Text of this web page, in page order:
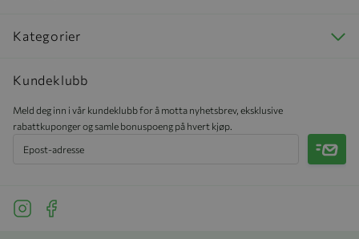
Kategorier
Kundeklubb
Meld deg inn i vår kundeklubb for å motta nyhetsbrev, eksklusive
rabattkuponger og samle bonuspoeng på hvert kjøp.
Meld
See our Instagram
See our Facebook